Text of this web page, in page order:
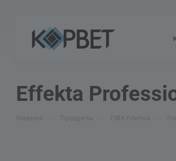
Effekta
Главная Продукты ПВХ плитка